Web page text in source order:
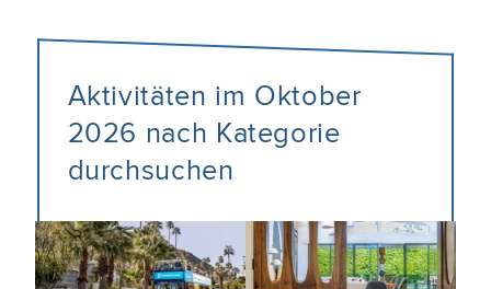
Aktivitäten im Oktober
2026 nach Kategorie
durchsuchen